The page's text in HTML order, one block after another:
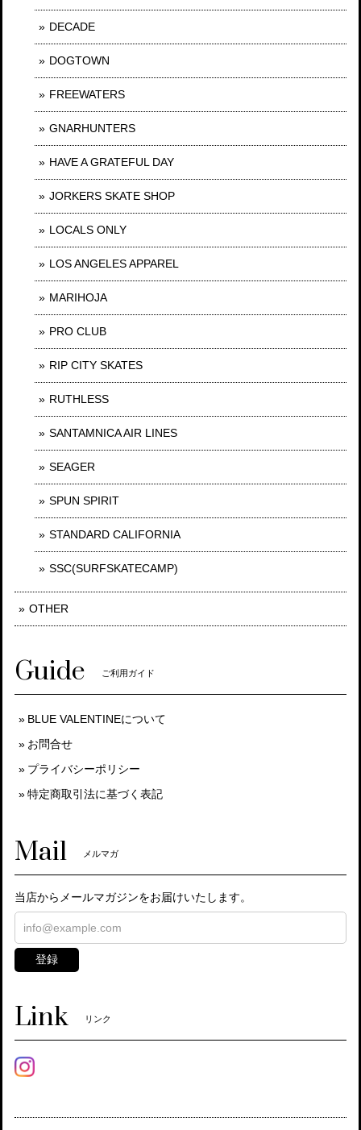
DECADE
DOGTOWN
FREEWATERS
GNARHUNTERS
HAVE A GRATEFUL DAY
JORKERS SKATE SHOP
LOCALS ONLY
LOS ANGELES APPAREL
MARIHOJA
PRO CLUB
RIP CITY SKATES
RUTHLESS
SANTAMNICA AIR LINES
SEAGER
SPUN SPIRIT
STANDARD CALIFORNIA
SSC(SURFSKATECAMP)
OTHER
Guide ご利用ガイド
BLUE VALENTINEについて
お問合せ
プライバシーポリシー
特定商取引法に基づく表記
Mail メルマガ
当店からメールマガジンをお届けいたします。
登録
Link リンク